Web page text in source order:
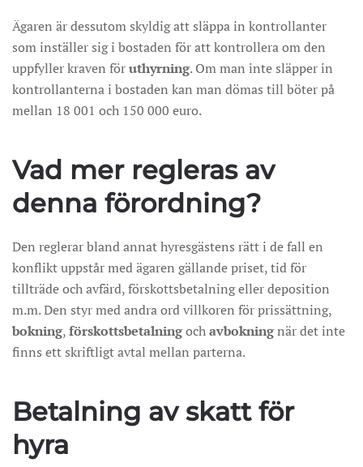
Ägaren är dessutom skyldig att släppa in kontrollanter
som inställer sig i bostaden för att kontrollera om den
uppfyller kraven föruthyrning. Om man inte släpper in
kontrollanterna i bostaden kan man dömas till böter på
mellan 18 001 och 150 000 euro.
Vad mer regleras av
denna förordning?
Den reglerar bland annat hyresgästens rätt i de fall en
konflikt uppstår med ägaren gällande priset, tid för
tillträde och avfärd, förskottsbetalning eller deposition
m.m. Den styr med andra ord villkoren för prissättning,
bokning,förskottsbetalningochavbokningnär det inte
finns ett skriftligt avtal mellan parterna.
Betalning av skatt för
hyra